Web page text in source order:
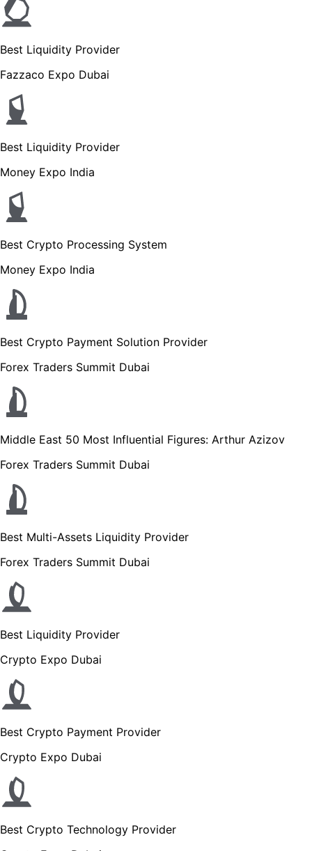
Best Liquidity Provider
Fazzaco Expo Dubai
Best Liquidity Provider
Money Expo India
Best Crypto Processing System
Money Expo India
Best Crypto Payment Solution Provider
Forex Traders Summit Dubai
Middle East 50 Most Influential Figures: Arthur Azizov
Forex Traders Summit Dubai
Best Multi-Assets Liquidity Provider
Forex Traders Summit Dubai
Best Liquidity Provider
Crypto Expo Dubai
Best Crypto Payment Provider
Crypto Expo Dubai
Best Crypto Technology Provider